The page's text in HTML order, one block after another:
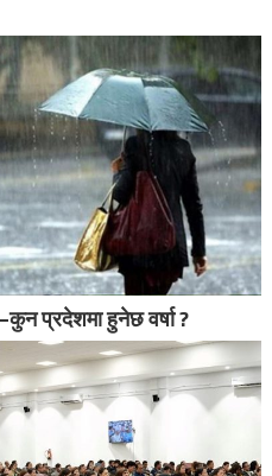
प्रदेशमा हुनेछ वर्षा ?